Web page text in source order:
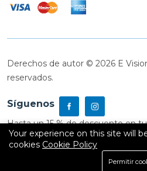
Derechos de autor © 2026 E
reservados.
Síguenos
Hasta un 15 % de descuento en
Carrito
Your experience on this site will
cookies Cookie Policy
Permitir